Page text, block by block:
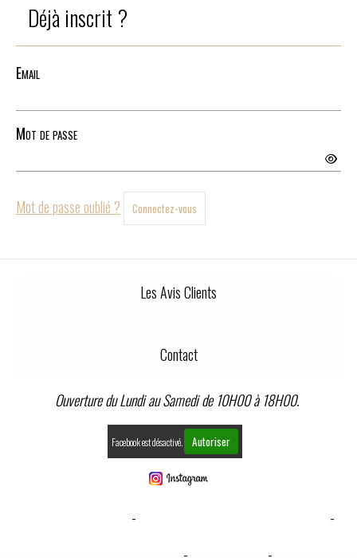
Déjà inscrit ?
Email
Mot de passe
Mot de passe oublié ? Connectez-vous
Les Avis Clients
Contact
Ouverture du Lundi au Samedi de 10H00 à 18H00.
Facebook est désactivé. Autoriser